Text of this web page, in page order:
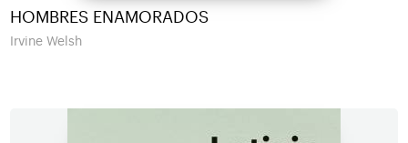
HOMBRES ENAMORADOS
Irvine Welsh